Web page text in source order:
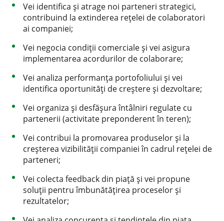
Vei identifica și atrage noi parteneri strategici,
contribuind la extinderea rețelei de colaboratori
ai companiei;
Vei negocia condiții comerciale și vei asigura
implementarea acordurilor de colaborare;
Vei analiza performanța portofoliului și vei
identifica oportunități de creștere și dezvoltare;
Vei organiza și desfășura întâlniri regulate cu
partenerii (activitate preponderent în teren);
Vei contribui la promovarea produselor și la
creșterea vizibilității companiei în cadrul rețelei de
parteneri;
Vei colecta feedback din piață și vei propune
soluții pentru îmbunătățirea proceselor și
rezultatelor;